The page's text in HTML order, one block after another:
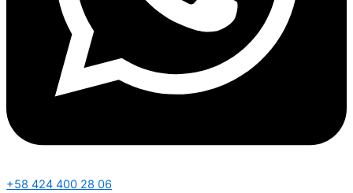
+58 424 400 28 06